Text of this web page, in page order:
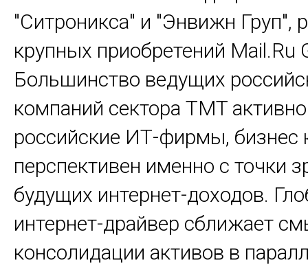
"Ситроникса" и "Энвижн Груп",
крупных приобретений Mail.Ru
Большинство ведущих
компаний сектора TMT
российские ИТ-фирмы, бизнес
перспективен именно с точки
будущих интернет-доходов.
интернет-драйвер сближает
консолидации активов в